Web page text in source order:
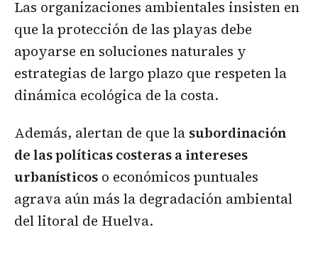
Las organizaciones ambientales insisten en
que la protección de las playas debe
apoyarse en soluciones naturales y
estrategias de largo plazo que respeten la
dinámica ecológica de la costa.
Además, alertan de que la subordinación
de las políticas costeras a intereses
urbanísticos o económicos puntuales
agrava aún más la degradación ambiental
del litoral de Huelva.